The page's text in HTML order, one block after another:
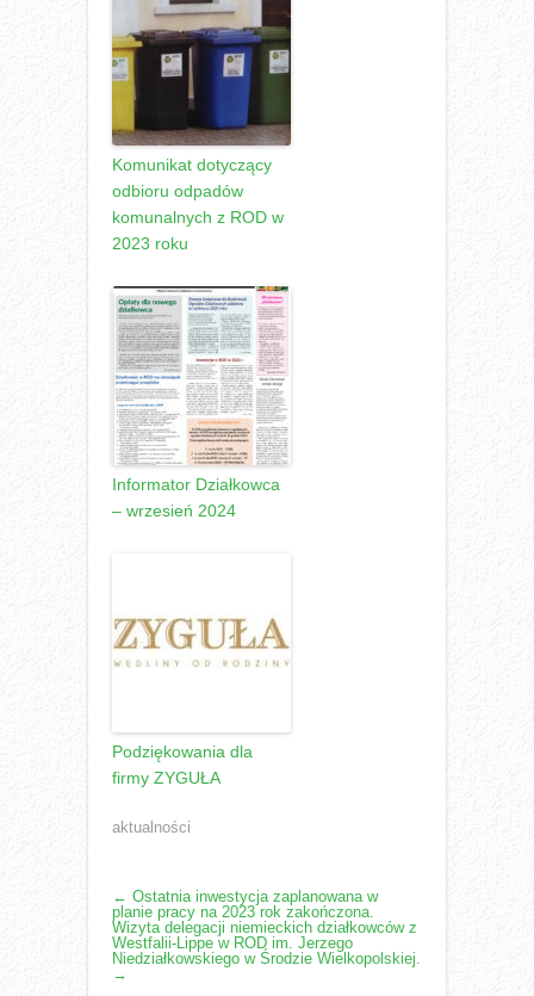
Komunikat dotyczący
odbioru odpadów
komunalnych z ROD w
2023 roku
Informator Działkowca
– wrzesień 2024
Podziękowania dla
firmy ZYGUŁA
aktualności
POST
NAVIGATION
← Ostatnia inwestycja zaplanowana w
planie pracy na 2023 rok zakończona.
Wizyta delegacji niemieckich działkowców z
Westfalii-Lippe w ROD im. Jerzego
Niedziałkowskiego w Środzie Wielkopolskiej.
→